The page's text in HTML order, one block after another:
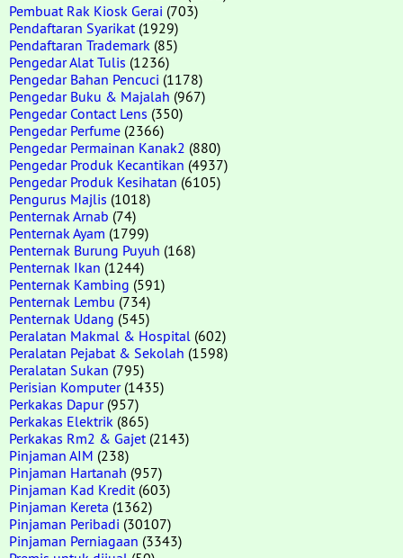
Pembuat Rak Kiosk Gerai (703)
Pendaftaran Syarikat (1929)
Pendaftaran Trademark (85)
Pengedar Alat Tulis (1236)
Pengedar Bahan Pencuci (1178)
Pengedar Buku & Majalah (967)
Pengedar Contact Lens (350)
Pengedar Perfume (2366)
Pengedar Permainan Kanak2 (880)
Pengedar Produk Kecantikan (4937)
Pengedar Produk Kesihatan (6105)
Pengurus Majlis (1018)
Penternak Arnab (74)
Penternak Ayam (1799)
Penternak Burung Puyuh (168)
Penternak Ikan (1244)
Penternak Kambing (591)
Penternak Lembu (734)
Penternak Udang (545)
Peralatan Makmal & Hospital (602)
Peralatan Pejabat & Sekolah (1598)
Peralatan Sukan (795)
Perisian Komputer(1435)
Perkakas Dapur(957)
Perkakas Elektrik (865)
Perkakas Rm2 & Gajet (2143)
Pinjaman AIM (238)
Pinjaman Hartanah (957)
Pinjaman Kad Kredit (603)
Pinjaman Kereta (1362)
Pinjaman Peribadi (30107)
Pinjaman Perniagaan (3343)